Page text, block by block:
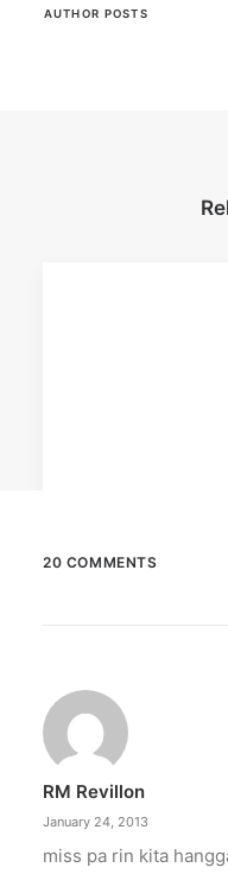
AUTHOR POSTS
Still planning your
Ayala Malls
20 COMMENTS
RM Revillon
January 24, 2013
miss pa rin kita